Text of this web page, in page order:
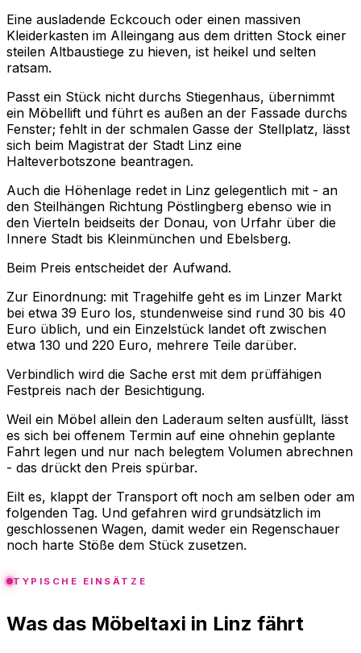
Eine ausladende Eckcouch oder einen massiven
Kleiderkasten im Alleingang aus dem dritten Stock einer
steilen Altbaustiege zu hieven, ist heikel und selten
ratsam.
Passt ein Stück nicht durchs Stiegenhaus, übernimmt
ein Möbellift und führt es außen an der Fassade durchs
Fenster; fehlt in der schmalen Gasse der Stellplatz, lässt
sich beim Magistrat der Stadt Linz eine
Halteverbotszone beantragen.
Auch die Höhenlage redet in Linz gelegentlich mit - an
den Steilhängen Richtung Pöstlingberg ebenso wie in
den Vierteln beidseits der Donau, von Urfahr über die
Innere Stadt bis Kleinmünchen und Ebelsberg.
Beim Preis entscheidet der Aufwand.
Zur Einordnung: mit Tragehilfe geht es im Linzer Markt
bei etwa 39 Euro los, stundenweise sind rund 30 bis 40
Euro üblich, und ein Einzelstück landet oft zwischen
etwa 130 und 220 Euro, mehrere Teile darüber.
Verbindlich wird die Sache erst mit dem prüffähigen
Festpreis nach der Besichtigung.
Weil ein Möbel allein den Laderaum selten ausfüllt, lässt
es sich bei offenem Termin auf eine ohnehin geplante
Fahrt legen und nur nach belegtem Volumen abrechnen
- das drückt den Preis spürbar.
Eilt es, klappt der Transport oft noch am selben oder am
folgenden Tag. Und gefahren wird grundsätzlich im
geschlossenen Wagen, damit weder ein Regenschauer
noch harte Stöße dem Stück zusetzen.
TYPISCHE EINSÄTZE
Was das Möbeltaxi in Linz fährt